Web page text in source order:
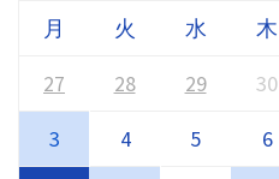
月 火 水 木
27
28 29 30
3
4 5 6